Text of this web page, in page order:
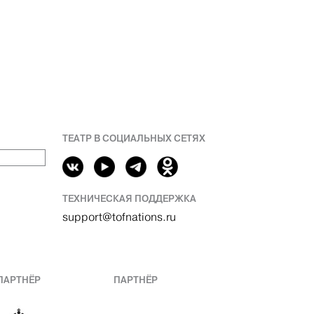
ТЕАТР В СОЦИАЛЬНЫХ СЕТЯХ
ТЕХНИЧЕСКАЯ ПОДДЕРЖКА
support@tofnations.ru
ПАРТНЁР